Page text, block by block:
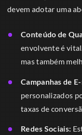
devem adotar uma
Conteúdo de
envolvente é
mas também
Campanhas de
personalizados
taxas de
Redes Sociais: